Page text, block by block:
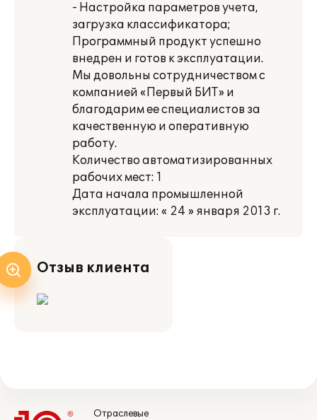
- Настройка параметров учета,
загрузка классификатора;
Программный продукт успешно
внедрен и готов к эксплуатации.
Мы довольны сотрудничеством с
компанией «Первый БИТ» и
благодарим ее специалистов за
качественную и оперативную
работу.
Количество автоматизированных
рабочих мест: 1
Дата начала промышленной
эксплуатации: « 24 » января 2013 г.
Отзыв клиента
Отраслевые